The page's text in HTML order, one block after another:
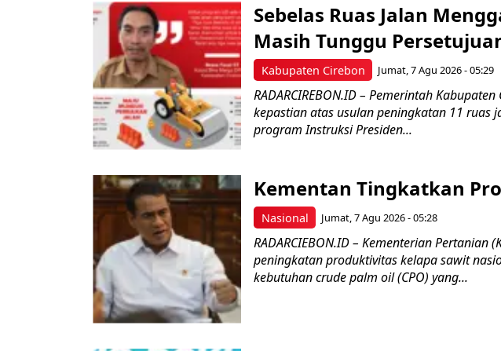
Kabupaten Cirebon
Sebelas Ruas Jalan
Masih Tunggu
Jumat, 7 Agu 2026 - 05:29
RADARCIREBON.ID – Pemerintah
kepastian atas usulan peningkatan 11 ruas
program Instruksi Presiden...
Nasional
Kementan Tingkatkan
Jumat, 7 Agu 2026 - 05:28
RADARCIEBON.ID – Kementerian Pertanian
peningkatan produktivitas kelapa sawit
kebutuhan crude palm oil (CPO) yang...